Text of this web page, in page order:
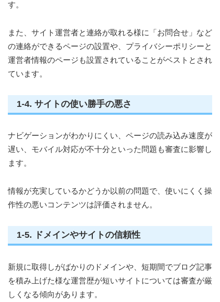
す。
また、サイト運営者と連絡が取れる様に「お問合せ」など
の連絡ができるページの設置や、プライバシーポリシーと
運営者情報のページも設置されていることがベストとされ
ています。
1-4. サイトの使い勝手の悪さ
ナビゲーションがわかりにくい、ページの読み込み速度が
遅い、モバイル対応が不十分といった問題も審査に影響し
ます。
情報が充実しているかどうか以前の問題で、使いにくく操
作性の悪いコンテンツは評価されません。
1-5. ドメインやサイトの信頼性
新規に取得しがばかりのドメインや、短期間でブログ記事
を積み上げた様な運営歴が短いサイトについては審査が厳
しくなる傾向があります。